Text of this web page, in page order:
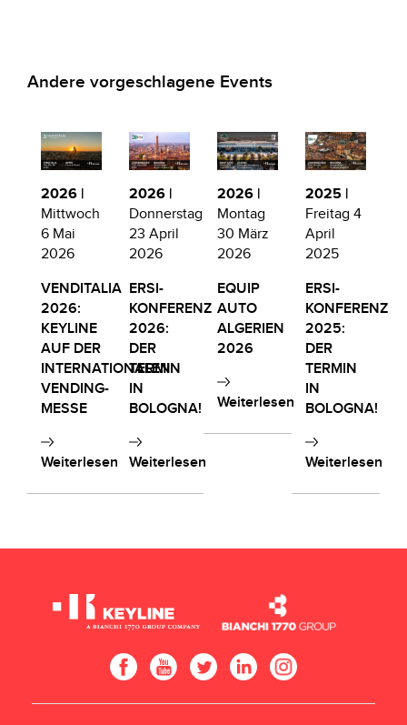
Andere vorgeschlagene Events
2026 |
Mittwoch
6 Mai
2026
VENDITALIA
2026:
KEYLINE
AUF DER
INTERNATIONALEN
VENDING-
MESSE
Weiterlesen
2026 |
Donnerstag
23 April
2026
ERSI-
KONFERENZ
2026:
DER
TERMIN
IN
BOLOGNA!
Weiterlesen
2026 |
Montag
30 März
2026
EQUIP
AUTO
ALGERIEN
2026
Weiterlesen
2025 |
Freitag 4
April
2025
ERSI-
KONFERENZ
2025:
DER
TERMIN
IN
BOLOGNA!
Weiterlesen